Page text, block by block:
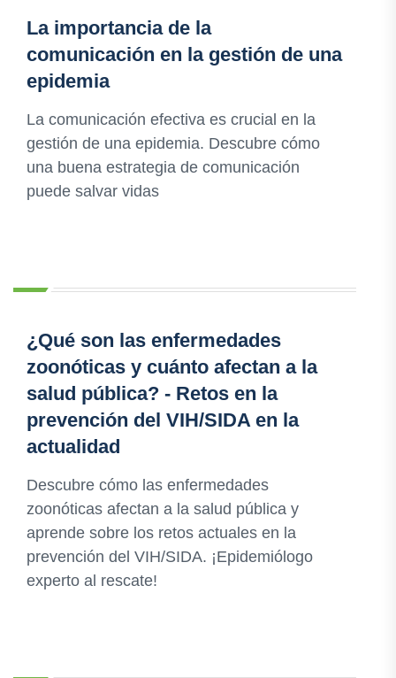
La importancia de la
comunicación en la gestión de una
epidemia
La comunicación efectiva es crucial en la
gestión de una epidemia. Descubre cómo
una buena estrategia de comunicación
puede salvar vidas
¿Qué son las enfermedades
zoonóticas y cuánto afectan a la
salud pública? - Retos en la
prevención del VIH/SIDA en la
actualidad
Descubre cómo las enfermedades
zoonóticas afectan a la salud pública y
aprende sobre los retos actuales en la
prevención del VIH/SIDA. ¡Epidemiólogo
experto al rescate!